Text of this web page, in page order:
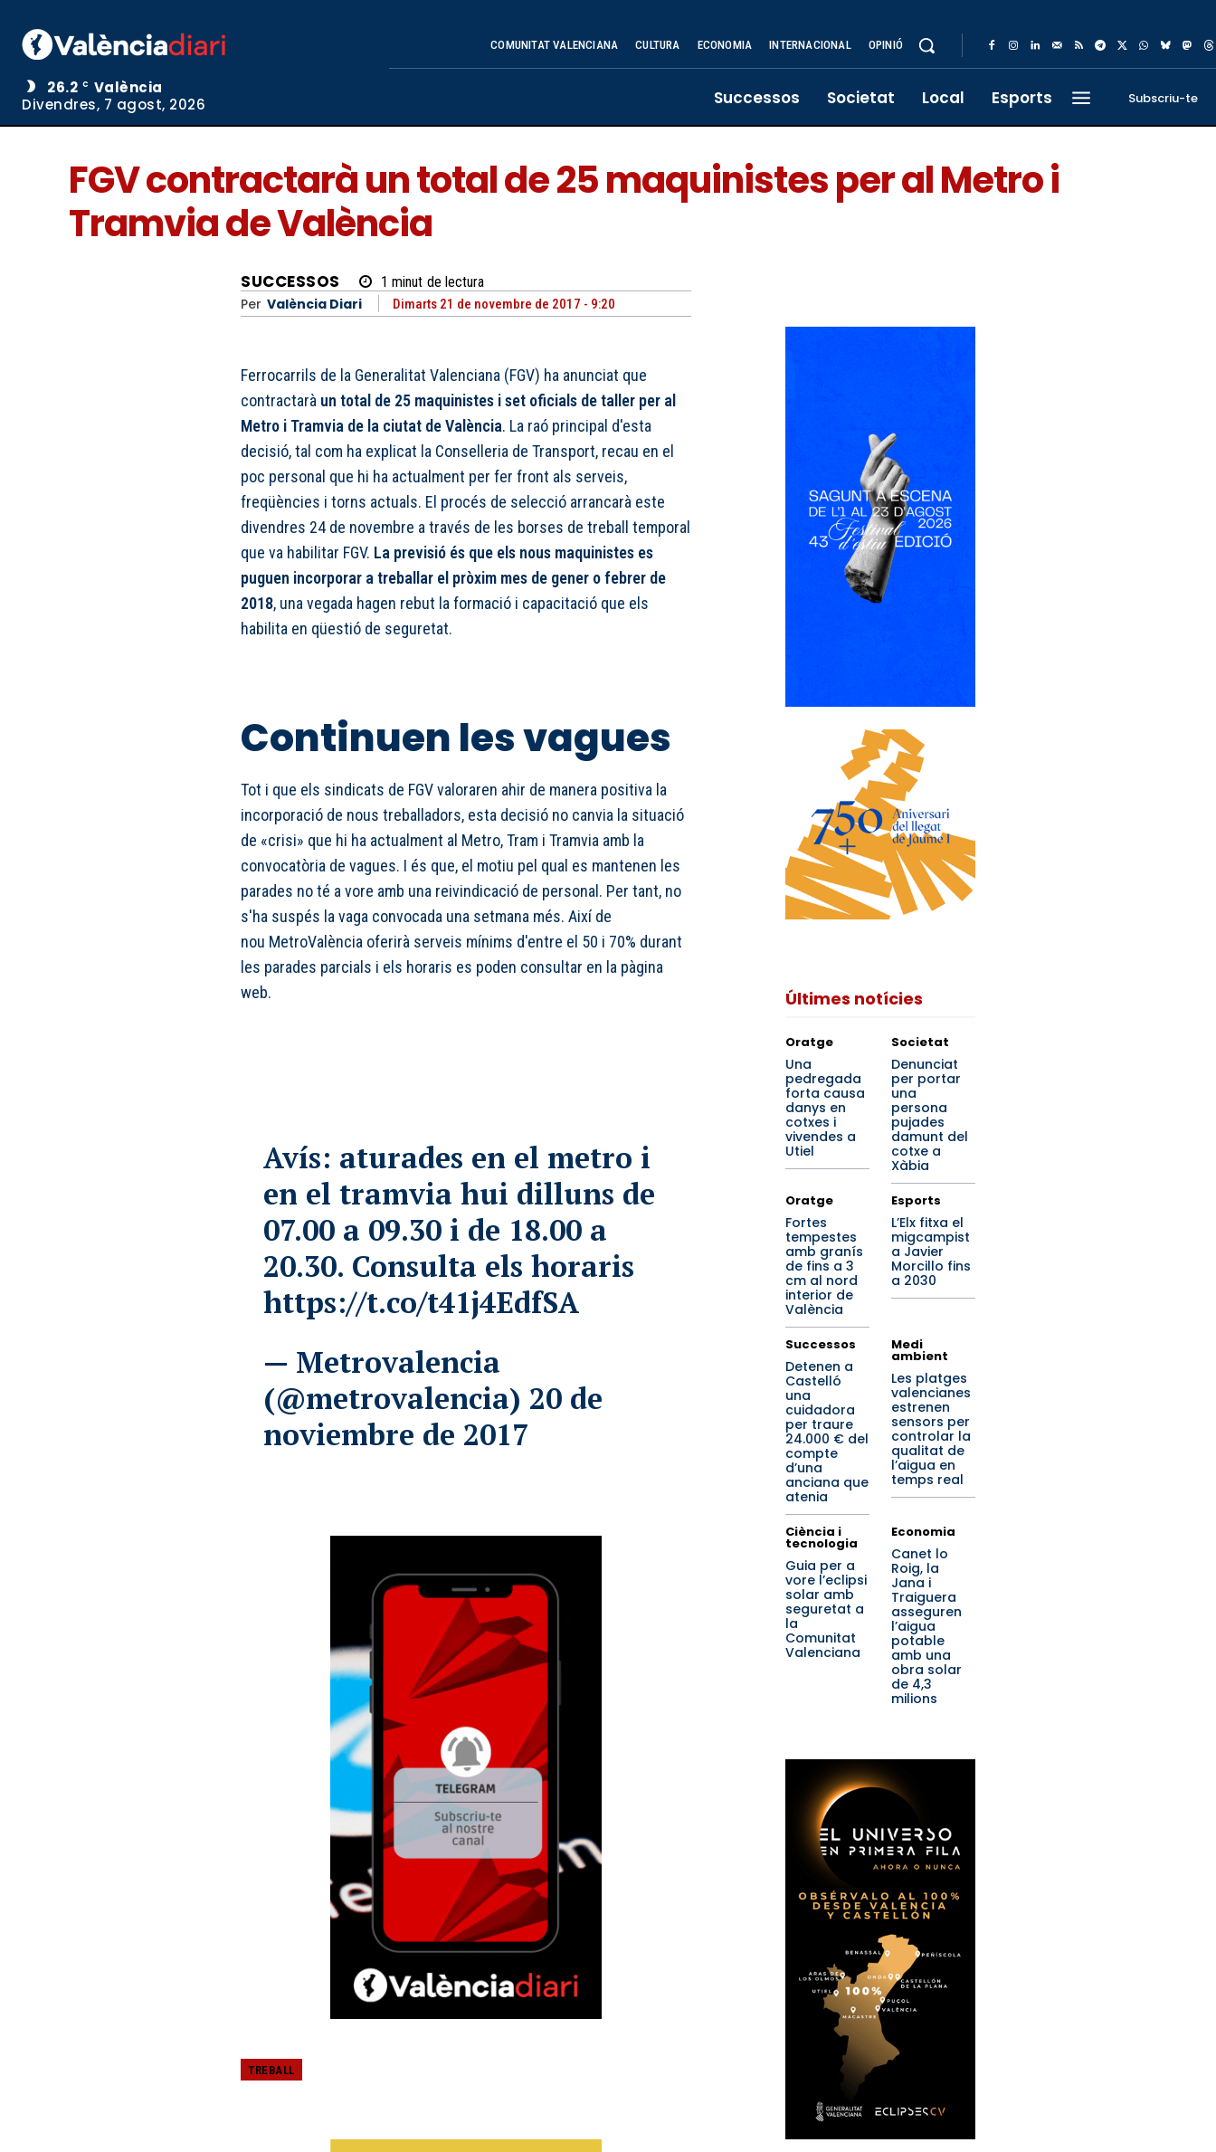
26.2 C
València
Divendres, 7 agost, 2026
COMUNITAT VALENCIANA CULTURA ECONOMIA INTERNACIONAL OPINIÓ
Successos Societat Local Esports Subscriu-te
FGV contractarà un total de 25 maquinistes per al Metro i
Tramvia de València
SUCCESSOS 1 minut de lectura
Per València Diari Dimarts 21 de novembre de 2017 - 9:20
Ferrocarrils de la Generalitat Valenciana (FGV) ha anunciat que
contractarà un total de 25 maquinistes i set oficials de taller per al
Metro i Tramvia de la ciutat de València. La raó principal d'esta
decisió, tal com ha explicat la Conselleria de Transport, recau en el
poc personal que hi ha actualment per fer front als serveis,
freqüències i torns actuals. El procés de selecció arrancarà este
divendres 24 de novembre a través de les borses de treball temporal
que va habilitar FGV. La previsió és que els nous maquinistes es
puguen incorporar a treballar el pròxim mes de gener o febrer de
2018, una vegada hagen rebut la formació i capacitació que els
habilita en qüestió de seguretat.
Continuen les vagues
Tot i que els sindicats de FGV valoraren ahir de manera positiva la
incorporació de nous treballadors, esta decisió no canvia la situació
de «crisi» que hi ha actualment al Metro, Tram i Tramvia amb la
convocatòria de vagues. I és que, el motiu pel qual es mantenen les
parades no té a vore amb una reivindicació de personal. Per tant, no
s'ha suspés la vaga convocada una setmana més. Així de
nou MetroValència oferirà serveis mínims d'entre el 50 i 70% durant
les parades parcials i els horaris es poden consultar en la pàgina
web.
Avís: aturades en el metro i
en el tramvia hui dilluns de
07.00 a 09.30 i de 18.00 a
20.30. Consulta els horaris
https://t.co/t41j4EdfSA
— Metrovalencia
(@metrovalencia) 20 de
noviembre de 2017
TREBALL
Últimes notícies
Oratge
Una
pedregada
forta causa
danys en
cotxes i
vivendes a
Utiel
Societat
Denunciat
per portar
una
persona
pujades
damunt del
cotxe a
Xàbia
Oratge
Fortes
tempestes
amb granís
de fins a 3
cm al nord
interior de
València
Esports
L’Elx fitxa el
migcampist
a Javier
Morcillo fins
a 2030
Successos
Detenen a
Castelló
una
cuidadora
per traure
24.000 € del
compte
d’una
anciana que
atenia
Medi
ambient
Les platges
valencianes
estrenen
sensors per
controlar la
qualitat de
l’aigua en
temps real
Ciència i
tecnologia
Guia per a
vore l’eclipsi
solar amb
seguretat a
la
Comunitat
Valenciana
Economia
Canet lo
Roig, la
Jana i
Traiguera
asseguren
l’aigua
potable
amb una
obra solar
de 4,3
milions